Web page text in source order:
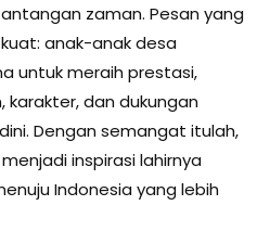
zaman. Pesan yang
anak-anak desa
untuk meraih prestasi,
karakter, dan dukungan
Dengan semangat itulah,
inspirasi lahirnya
Indonesia yang lebih